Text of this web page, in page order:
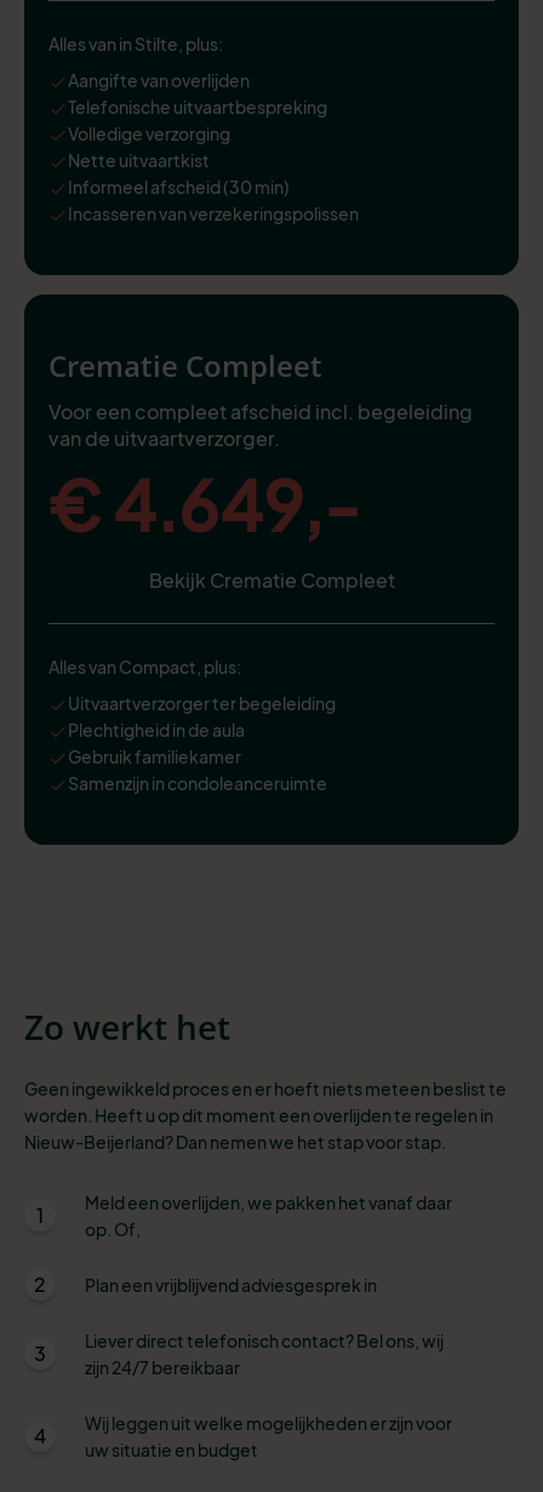
Alles van in Stilte, plus:
Aangifte van overlijden
Telefonische uitvaartbespreking
Volledige verzorging
Nette uitvaartkist
Informeel afscheid (30 min)
Incasseren van verzekeringspolissen
Crematie Compleet
Voor een compleet afscheid incl. begeleiding
van de uitvaartverzorger.
€ 4.649,-
Bekijk Crematie Compleet
Alles van Compact, plus:
Uitvaartverzorger ter begeleiding
Plechtigheid in de aula
Gebruik familiekamer
Samenzijn in condoleanceruimte
Zo werkt het
Geen ingewikkeld proces en er hoeft niets meteen beslist te
worden. Heeft u op dit moment een overlijden te regelen in
Nieuw-Beijerland? Dan nemen we het stap voor stap.
1
Meld een overlijden, we pakken het vanaf daar
op. Of,
2 Plan een vrijblijvend adviesgesprek in
3
Liever direct telefonisch contact? Bel ons, wij
zijn 24/7 bereikbaar
4
Wij leggen uit welke mogelijkheden er zijn voor
uw situatie en budget